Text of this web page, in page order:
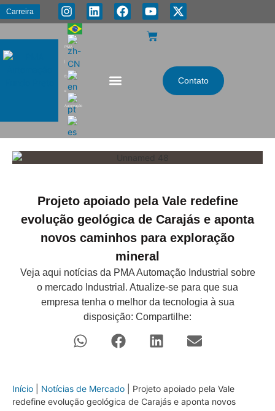
Carreira
PMA
Energia
e
Automação
Contato
Projeto apoiado pela Vale redefine
evolução geológica de Carajás e aponta
novos caminhos para exploração
mineral
Veja aqui notícias da PMA Automação Industrial sobre
o mercado Industrial. Atualize-se para que sua
empresa tenha o melhor da tecnologia à sua
disposição: Compartilhe:
Início Notícias de Mercado
Projeto apoiado pela Vale
redefine evolução geológica de Carajás e aponta novos